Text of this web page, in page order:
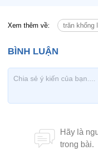
Xem thêm về: trăn khổng